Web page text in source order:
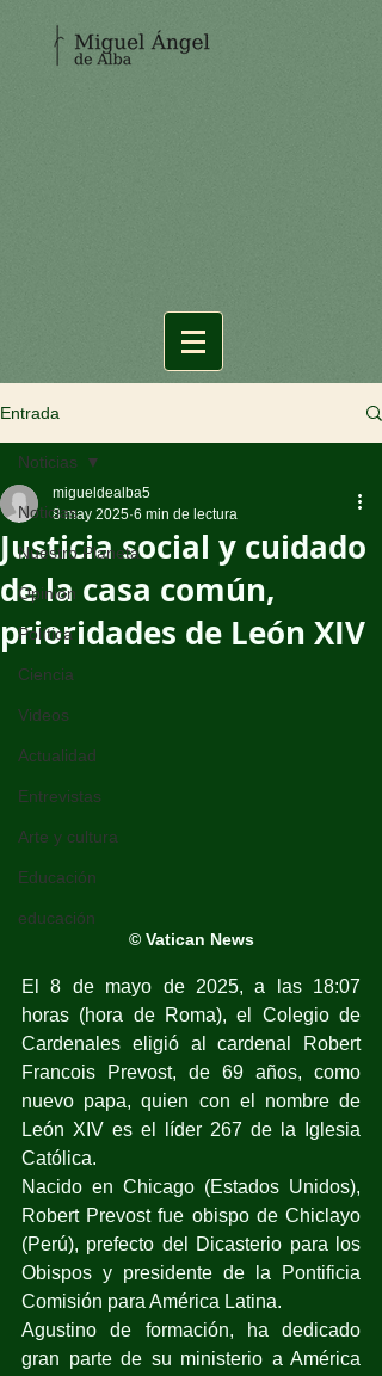
Entrada
Noticias
Nuestro Planeta
Opinión
Política
Ciencia
Videos
Actualidad
Entrevistas
Arte y cultura
Educación
educación
Noticias
Justicia social y cuidado
de la casa común,
prioridades de León XIV
migueldealba5
8 may 2025 6 min de lectura
© Vatican News
El 8 de mayo de 2025, a las 18:07
horas (hora de Roma), el Colegio de
Cardenales eligió al cardenal Robert
Francois Prevost, de 69 años, como
nuevo papa, quien con el nombre de
León XIV es el líder 267 de la Iglesia
Católica.
Nacido en Chicago (Estados Unidos),
Robert Prevost fue obispo de Chiclayo
(Perú), prefecto del Dicasterio para los
Obispos y presidente de la Pontificia
Comisión para América Latina.
Agustino de formación, ha dedicado
gran parte de su ministerio a América